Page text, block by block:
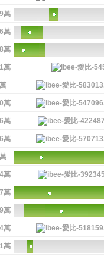
萬
萬
萬
萬
萬
萬
萬
萬
萬
萬
萬
萬